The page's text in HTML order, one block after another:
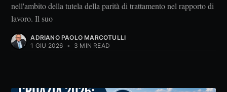
nell'ambito della tutela della parità di trattamento nel rapporto di
lavoro. Il suo
ADRIANO PAOLO MARCOTULLI
1 GIU 2026 • 3 MIN READ